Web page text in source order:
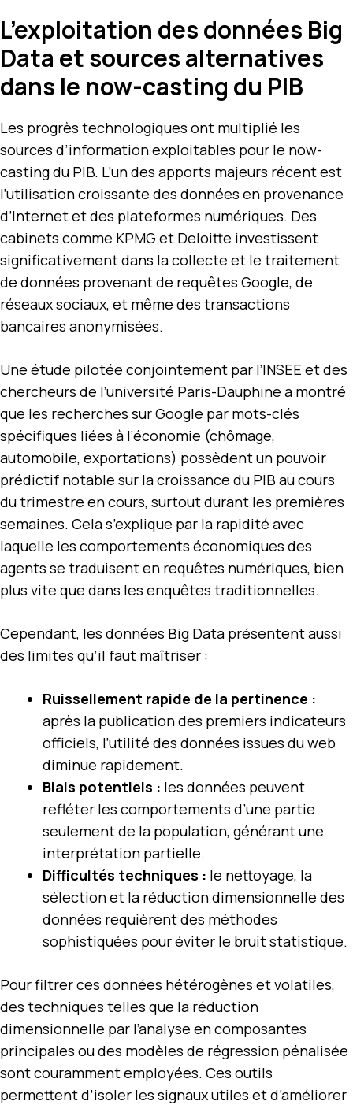
L’exploitation des données Big
Data et sources alternatives
dans le now-casting du PIB
Les progrès technologiques ont multiplié les
sources d’information exploitables pour le now-
casting du PIB. L’un des apports majeurs récent est
l’utilisation croissante des données en provenance
d’Internet et des plateformes numériques. Des
cabinets comme KPMG et Deloitte investissent
significativement dans la collecte et le traitement
de données provenant de requêtes Google, de
réseaux sociaux, et même des transactions
bancaires anonymisées.
Une étude pilotée conjointement par l’INSEE et des
chercheurs de l’université Paris-Dauphine a montré
que les recherches sur Google par mots-clés
spécifiques liées à l’économie (chômage,
automobile, exportations) possèdent un pouvoir
prédictif notable sur la croissance du PIB au cours
du trimestre en cours, surtout durant les premières
semaines. Cela s’explique par la rapidité avec
laquelle les comportements économiques des
agents se traduisent en requêtes numériques, bien
plus vite que dans les enquêtes traditionnelles.
Cependant, les données Big Data présentent aussi
des limites qu’il faut maîtriser :
Ruissellement rapide de la pertinence :
après la publication des premiers indicateurs
officiels, l’utilité des données issues du web
diminue rapidement.
Biais potentiels : les données peuvent
refléter les comportements d’une partie
seulement de la population, générant une
interprétation partielle.
Difficultés techniques : le nettoyage, la
sélection et la réduction dimensionnelle des
données requièrent des méthodes
sophistiquées pour éviter le bruit statistique.
Pour filtrer ces données hétérogènes et volatiles,
des techniques telles que la réduction
dimensionnelle par l’analyse en composantes
principales ou des modèles de régression pénalisée
sont couramment employées. Ces outils
permettent d’isoler les signaux utiles et d’améliorer